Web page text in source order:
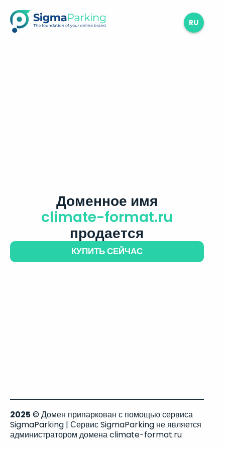
RU
Доменное имя
climate-format.ru
продается
КУПИТЬ СЕЙЧАС
2025 © Домен припаркован с помощью сервиса
SigmaParking | Сервис SigmaParking не является
администратором домена climate-format.ru